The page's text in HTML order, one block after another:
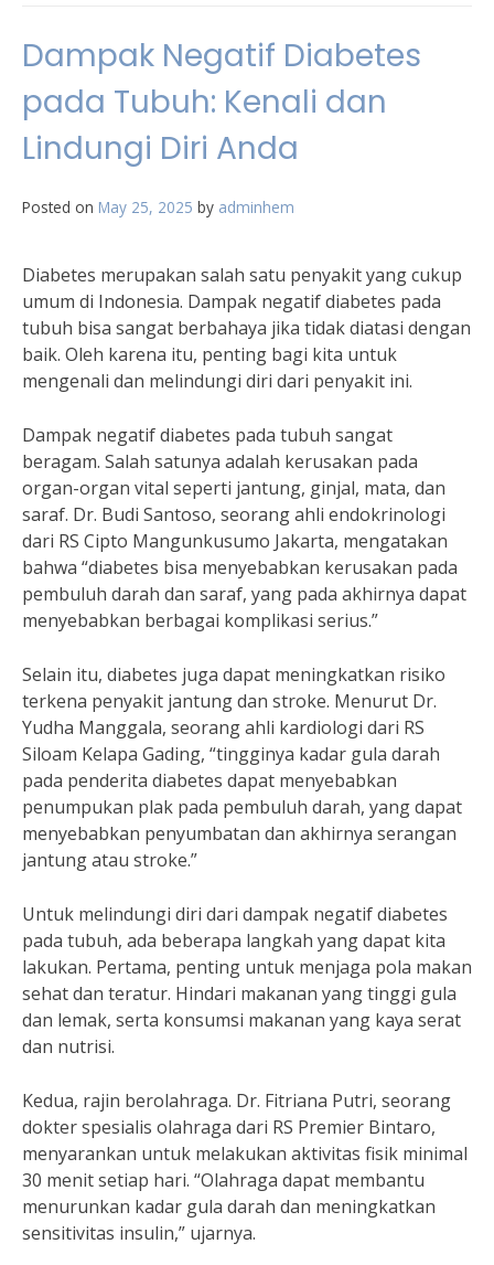
Dampak Negatif Diabetes
pada Tubuh: Kenali dan
Lindungi Diri Anda
Posted on May 25, 2025 by adminhem
Diabetes merupakan salah satu penyakit yang cukup
umum di Indonesia. Dampak negatif diabetes pada
tubuh bisa sangat berbahaya jika tidak diatasi dengan
baik. Oleh karena itu, penting bagi kita untuk
mengenali dan melindungi diri dari penyakit ini.
Dampak negatif diabetes pada tubuh sangat
beragam. Salah satunya adalah kerusakan pada
organ-organ vital seperti jantung, ginjal, mata, dan
saraf. Dr. Budi Santoso, seorang ahli endokrinologi
dari RS Cipto Mangunkusumo Jakarta, mengatakan
bahwa “diabetes bisa menyebabkan kerusakan pada
pembuluh darah dan saraf, yang pada akhirnya dapat
menyebabkan berbagai komplikasi serius.”
Selain itu, diabetes juga dapat meningkatkan risiko
terkena penyakit jantung dan stroke. Menurut Dr.
Yudha Manggala, seorang ahli kardiologi dari RS
Siloam Kelapa Gading, “tingginya kadar gula darah
pada penderita diabetes dapat menyebabkan
penumpukan plak pada pembuluh darah, yang dapat
menyebabkan penyumbatan dan akhirnya serangan
jantung atau stroke.”
Untuk melindungi diri dari dampak negatif diabetes
pada tubuh, ada beberapa langkah yang dapat kita
lakukan. Pertama, penting untuk menjaga pola makan
sehat dan teratur. Hindari makanan yang tinggi gula
dan lemak, serta konsumsi makanan yang kaya serat
dan nutrisi.
Kedua, rajin berolahraga. Dr. Fitriana Putri, seorang
dokter spesialis olahraga dari RS Premier Bintaro,
menyarankan untuk melakukan aktivitas fisik minimal
30 menit setiap hari. “Olahraga dapat membantu
menurunkan kadar gula darah dan meningkatkan
sensitivitas insulin,” ujarnya.